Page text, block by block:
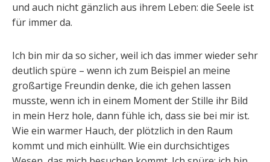
und auch nicht gänzlich aus ihrem Leben: die Seele ist
für immer da.
Ich bin mir da so sicher, weil ich das immer wieder sehr
deutlich spüre – wenn ich zum Beispiel an meine
großartige Freundin denke, die ich gehen lassen
musste, wenn ich in einem Moment der Stille ihr Bild
in mein Herz hole, dann fühle ich, dass sie bei mir ist.
Wie ein warmer Hauch, der plötzlich in den Raum
kommt und mich einhüllt. Wie ein durchsichtiges